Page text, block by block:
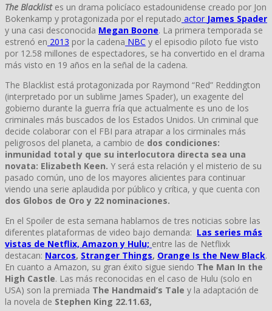
The Blacklistes un drama policíaco estadounidense creado por Jon
Bokenkamp y protagonizada por el reputado actor James Spader
y una casi desconocida Megan Boone. La primera temporada se
estrenó en 2013 por la cadena NBC ​ y el episodio piloto fue visto
por 12.58 millones de espectadores, se ha convertido en el drama
más visto en 19 años en la señal de la cadena.
The Blacklist está protagonizada por Raymond “Red” Reddington
(interpretado por un sublime James Spader), un exagente del
gobierno durante la guerra fría que actualmente es uno de los
criminales más buscados de los Estados Unidos. Un criminal que
decide colaborar con el FBI para atrapar a los cirminales más
peligrosos del planeta, a cambio de dos condiciones:
inmunidad total y que su interlocutora directa sea una
novata: Elizabeth Keen. Y será esta relación y el misterio de su
pasado común, uno de los mayores alicientes para continuar
viendo una serie aplaudida por público y crítica, y que cuenta con
dos Globos de Oro y 22 nominaciones.
En el Spoiler de esta semana hablamos de tres noticias sobre las
diferentes plataformas de video bajo demanda: Las series más
vistas de Netflix, Amazon y Hulu; entre las de Netflixk
destacan: Narcos, Stranger Things, Orange Is the New Black.
En cuanto a Amazon, su gran éxito sigue siendo The Man In the
High Castle. Las más reconocidas en el caso de Hulu (solo en
USA) son la premiada The Handmaid’s Tale y la adaptación de
la novela de Stephen King 22.11.63,